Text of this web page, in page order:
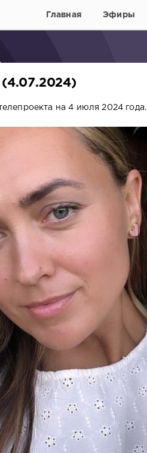
Главная Эфиры
(4.07.2024)
на 4 июля 2024 года.